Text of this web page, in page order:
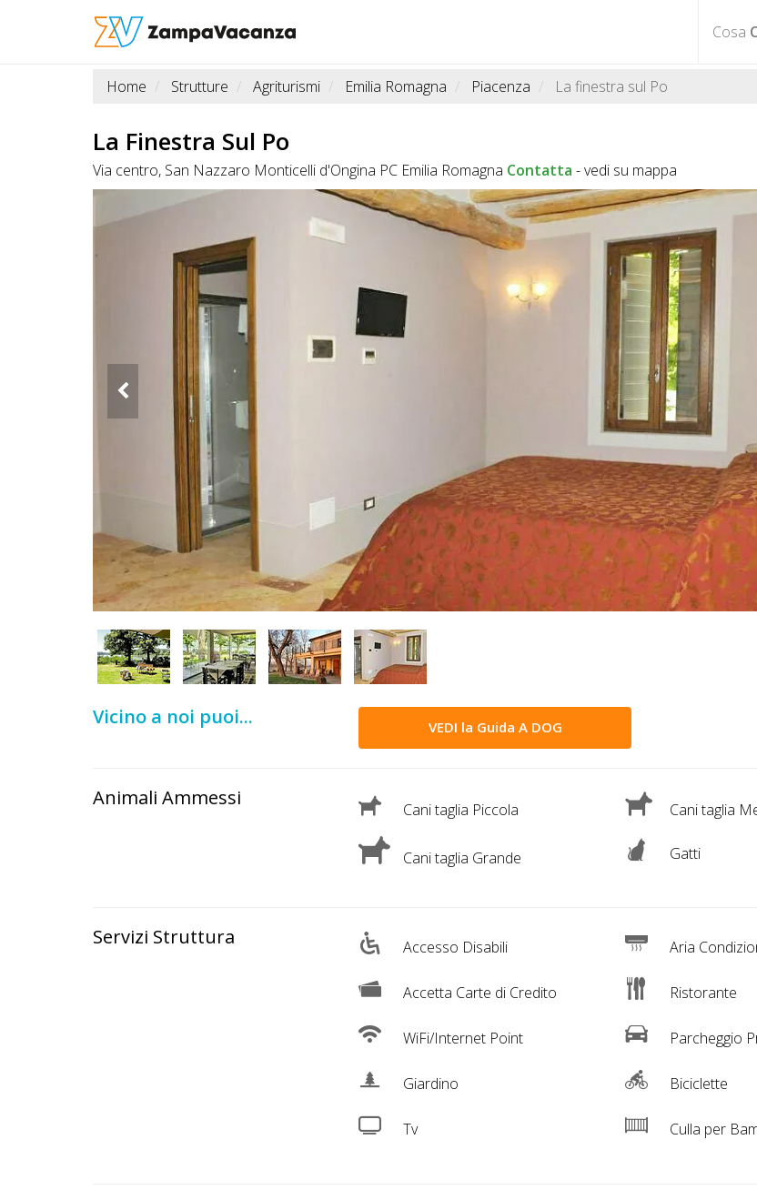
Cosa
STRUTTURE
LUOGHI
OFFERTE
CHIEDI
CODICE
SCONTO
Attività
Home Strutture Agriturismi Emilia Romagna Piacenza La finestra sul Po
La Finestra Sul Po
Via centro, San Nazzaro Monticelli d'Ongina PC Emilia Romagna Contatta -vedi su mappa
Vicino a noi puoi... VEDI la Guida A DOG
Animali Ammessi Cani taglia Piccola Cani taglia
Cani taglia Grande Gatti
Servizi Struttura Accesso Disabili Aria
Accetta Carte di Credito Ristorante
WiFi/Internet Point Parcheggio
Giardino Biciclette
Tv Culla per